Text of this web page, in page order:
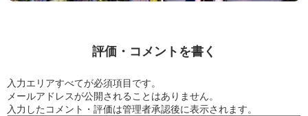
評価・コメントを書く
入力エリアすべてが必須項目です。
メールアドレスが公開されることはありません。
入力したコメント・評価は管理者承認後に表示されます。